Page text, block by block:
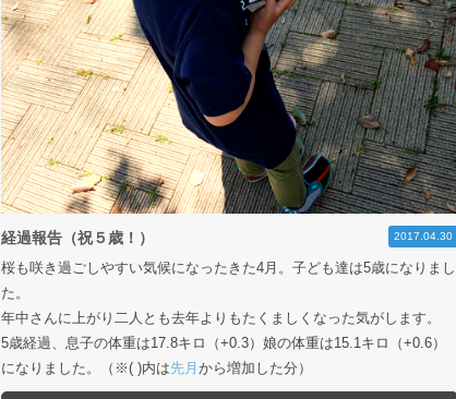
2017.04.30
経過報告（祝５歳！）
桜も咲き過ごしやすい気候になったきた4月。子ども達は5歳になりまし
た。
年中さんに上がり二人とも去年よりもたくましくなった気がします。
5歳経過、息子の体重は17.8キロ（+0.3）娘の体重は15.1キロ（+0.6）
になりました。（※( )内は先月 から増加した分）